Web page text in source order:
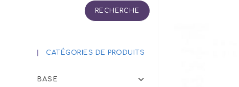
RECHERCHE
CATÉGORIES DE PRODUITS
BASE